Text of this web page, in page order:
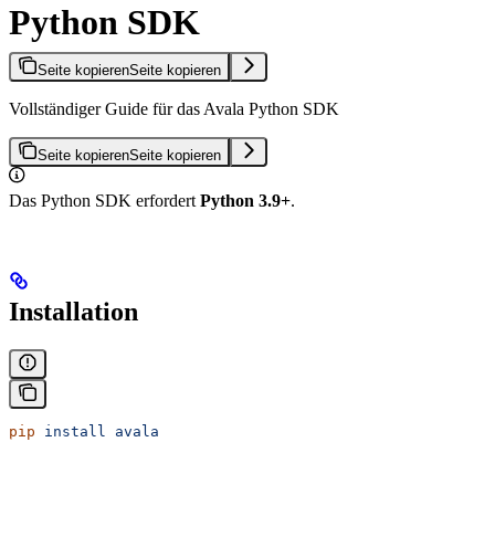
Python SDK
Seite kopierenSeite kopieren
Vollständiger Guide für das Avala Python SDK
Seite kopierenSeite kopieren
Das Python SDK erfordert Python 3.9+.
Installation
pip install avala